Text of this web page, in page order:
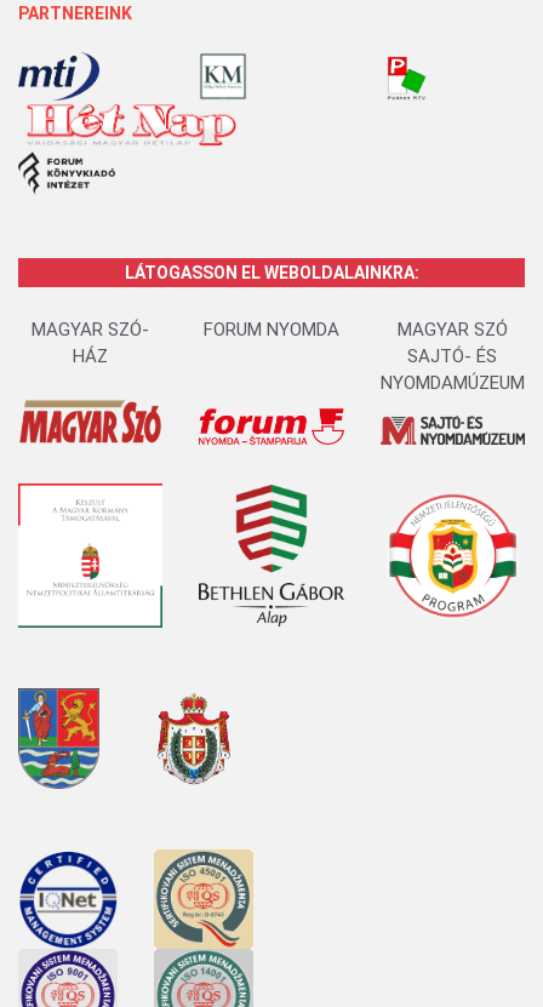
PARTNEREINK
LÁTOGASSON EL WEBOLDALAINKRA:
MAGYAR SZÓ-
HÁZ
FORUM NYOMDA
MAGYAR SZÓ
SAJTÓ- ÉS
NYOMDAMÚZEUM